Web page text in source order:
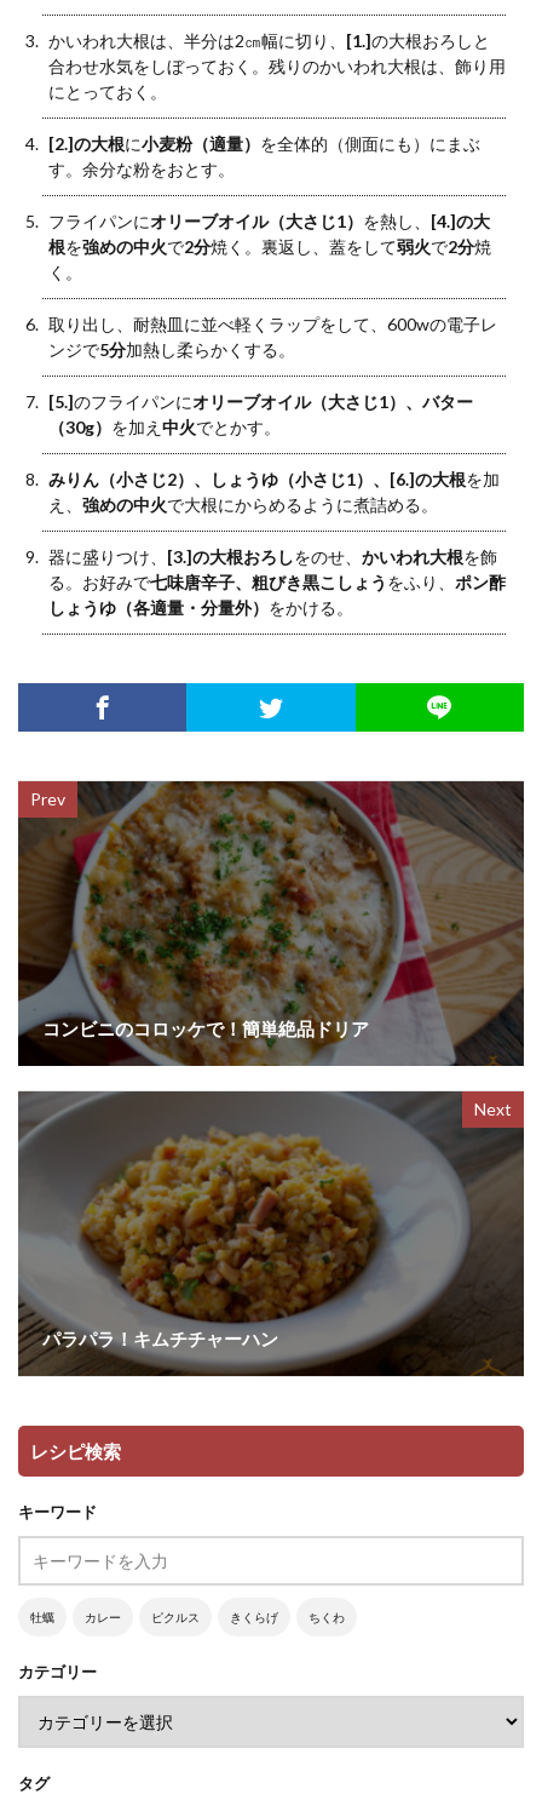
かいわれ大根は、半分は2㎝幅に切り、 [1.]の大根おろしと
合わせ水気をしぼっておく。残りのかいわれ大根は、飾り用
にとっておく。
[2.]の大根に小麦粉（適量） を全体的（側面にも）にまぶ
す。余分な粉をおとす。
フライパンにオリーブオイル（大さじ1） を熱し、 [4.]の大
根を強めの中火で2分焼く。裏返し、蓋をして弱火で2分焼
く。
取り出し、耐熱皿に並べ軽くラップをして、600wの電子レ
ンジで5分加熱し柔らかくする。
[5.]のフライパンにオリーブオイル（大さじ1）、バター
（30g） を加え 中火でとかす。
みりん（小さじ2）、しょうゆ（小さじ1）、[6.]の大根を加
え、 強めの中火で大根にからめるように煮詰める。
器に盛りつけ、 [3.]の大根おろしをのせ、 かいわれ大根を飾
る。お好みで七味唐辛子、粗びき黒こしょう をふり、 ポン酢
しょうゆ（各適量・分量外） をかける。
Prev
コンビニのコロッケで！簡単絶品ドリア
Next
パラパラ！キムチチャーハン
レシピ検索
キーワード
牡蠣 カレー ピクルス きくらげ ちくわ
カテゴリー
タグ